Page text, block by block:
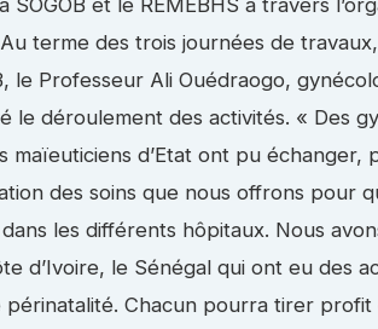
SOGOB et le REMEBHS à travers
terme des trois journées de
le Professeur Ali Ouédraogo,
le déroulement des activités. « Des
maïeuticiens d’Etat ont pu
des soins que nous offrons pour
les différents hôpitaux. Nous
d’Ivoire, le Sénégal qui ont eu des
Chacun pourra tirer profit